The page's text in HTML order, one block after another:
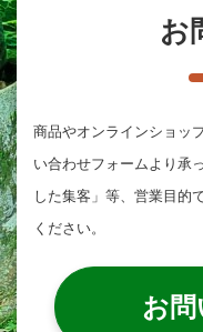
お
商品やオンラインショッ
い合わせフォームより承
した集客」等、営業目的
ください。
お